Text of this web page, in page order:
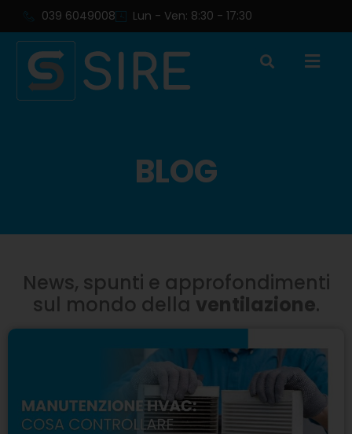
039 6049008 Lun - Ven: 8:30 - 17:30
BLOG
News, spunti e approfondimenti
sul mondo della ventilazione.